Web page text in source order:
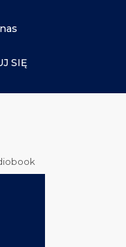
SIĘ